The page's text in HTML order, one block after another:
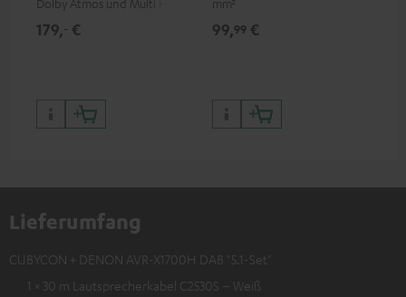
Dolby Atmos und Multi HDR-
HDR10+ für eine überragende
179,‐ €
mm²
99,99 €
Lieferumfang
CUBYCON + DENON AVR-X1700H DAB "5.1-Set"
1 × 30 m Lautsprecherkabel C2530S – Weiß